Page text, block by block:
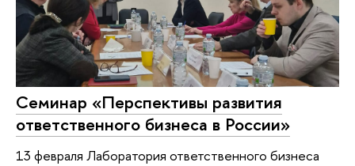
Семинар «Перспективы развития
ответственного бизнеса в России»
13 февраля Лаборатория ответственного бизнеса